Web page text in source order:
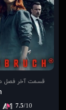
قسمت آخر فصل
7.5/10